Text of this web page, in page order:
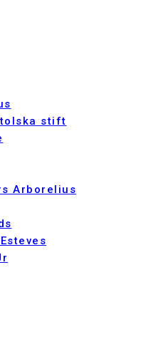
stift
Arborelius